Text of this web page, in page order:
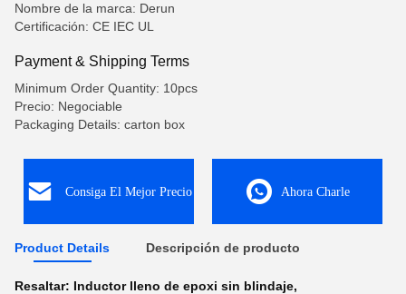
Nombre de la marca: Derun
Certificación: CE IEC UL
Payment & Shipping Terms
Minimum Order Quantity: 10pcs
Precio: Negociable
Packaging Details: carton box
Consiga El Mejor Precio Ahora Charle
Product Details Descripción de producto
Resaltar: Inductor lleno de epoxi sin blindaje,